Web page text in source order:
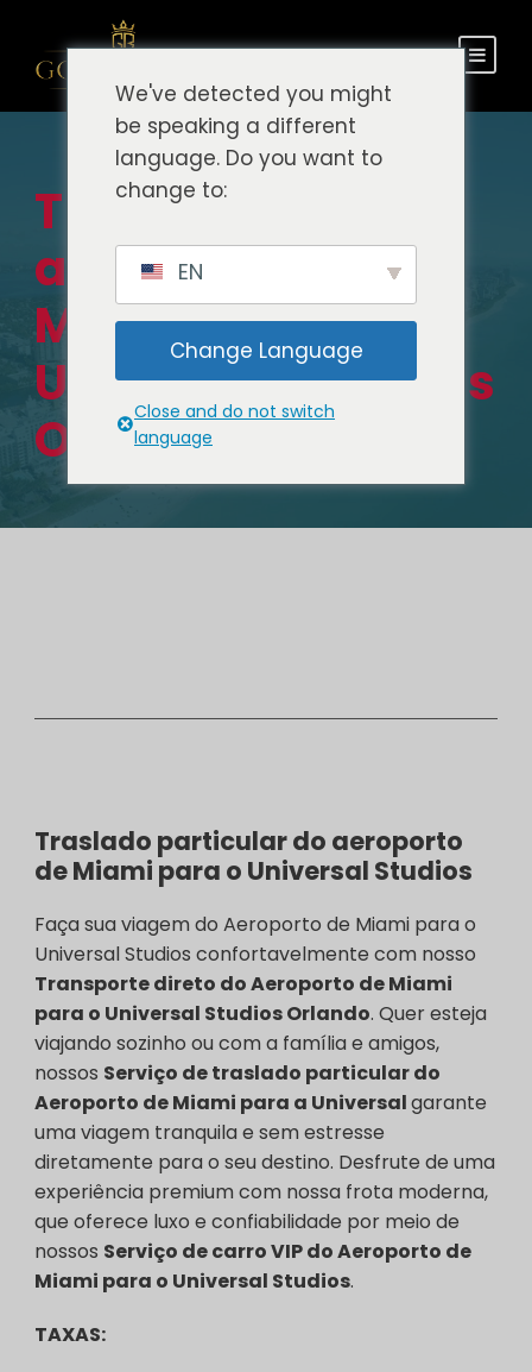
Traslado do
aeroporto de
Miami para o
Universal Studios
Orlando
Traslado particular do aeroporto
de Miami para o Universal Studios
Faça sua viagem do Aeroporto de Miami para o
Universal Studios confortavelmente com nosso
Transporte direto do Aeroporto de Miami
para o Universal Studios Orlando. Quer esteja
viajando sozinho ou com a família e amigos,
nossos Serviço de traslado particular do
Aeroporto de Miami para a Universalgarante
uma viagem tranquila e sem estresse
diretamente para o seu destino. Desfrute de uma
experiência premium com nossa frota moderna,
que oferece luxo e confiabilidade por meio de
nossos Serviço de carro VIP do Aeroporto de
Miami para o Universal Studios.
TAXAS:
We've detected you might
be speaking a different
language. Do you want to
change to:
EN
Change Language
Close and do not switch
language